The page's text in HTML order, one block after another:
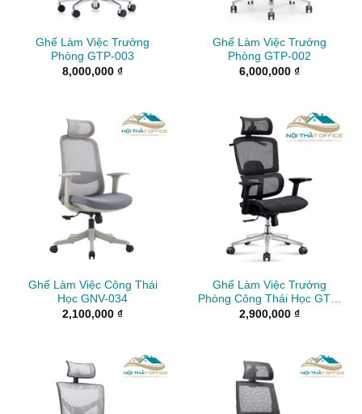
Ghế Làm Việc Trưởng
Phòng GTP-003
8,000,000 ₫
Ghế Làm Việc Trưởng
Phòng GTP-002
6,000,000 ₫
Ghế Làm Việc Công Thái
Học GNV-034
2,100,000 ₫
Ghế Làm Việc Trưởng
Phòng Công Thái Học GTP-
012
2,900,000 ₫